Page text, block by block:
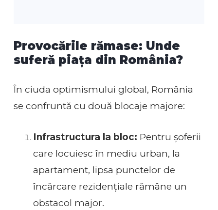
Provocările rămase: Unde
suferă piața din România?
În ciuda optimismului global, România
se confruntă cu două blocaje majore:
Infrastructura la bloc: Pentru șoferii
care locuiesc în mediu urban, la
apartament, lipsa punctelor de
încărcare rezidențiale rămâne un
obstacol major.